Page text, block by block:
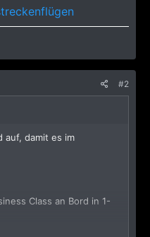
#2
auf, damit es im
Class an Bord in 1-